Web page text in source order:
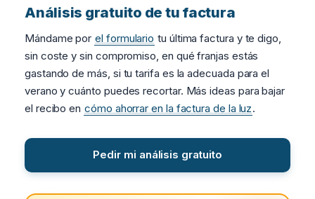
Análisis gratuito de tu factura
Mándame por el formulario tu última factura y te digo,
sin coste y sin compromiso, en qué franjas estás
gastando de más, si tu tarifa es la adecuada para el
verano y cuánto puedes recortar. Más ideas para bajar
el recibo en cómo ahorrar en la factura de la luz.
Pedir mi análisis gratuito